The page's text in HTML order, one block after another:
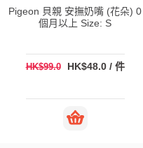
Pigeon 貝親 安撫奶嘴 (花朵) 0
個月以上 Size: S
HK$99.0 HK$48.0 / 件